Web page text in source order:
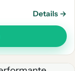
Details →